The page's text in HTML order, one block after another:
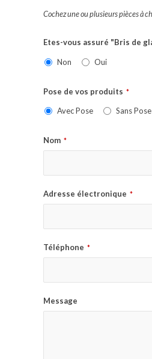
Cochez une ou plusieurs pièces à
Etes-vous assuré "Bris de
Non Oui
Pose de vos produits *
Avec Pose Sans Pose
Nom *
Adresse électronique *
Téléphone *
Message